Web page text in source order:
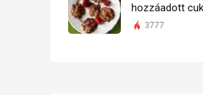
hozzáadott
3777